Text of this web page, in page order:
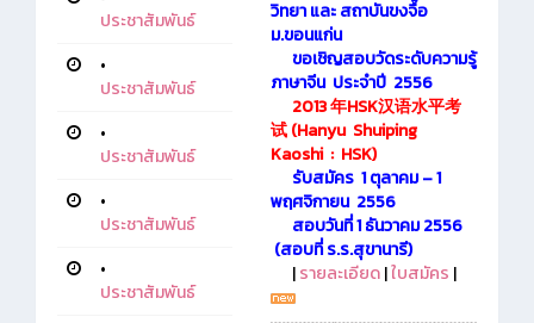
ประชาสัมพันธ์
•
ประชาสัมพันธ์
•
ประชาสัมพันธ์
•
ประชาสัมพันธ์
•
ประชาสัมพันธ์
วิทยา และ สถาบันขงจื๊อ
ม.ขอนแก่น
ขอเชิญสอบวัดระดับความรู้
ภาษาจีน ประจำปี 2556
2013年HSK汉语水平考
试(Hanyu Shuiping
Kaoshi : HSK)
รับสมัคร 1 ตุลาคม – 1
พฤศจิกายน 2556
สอบวันที่1 ธันวาคม 2556
(สอบที่ ร.ร.สุขานารี)
|รายละเอียด|ใบสมัคร |